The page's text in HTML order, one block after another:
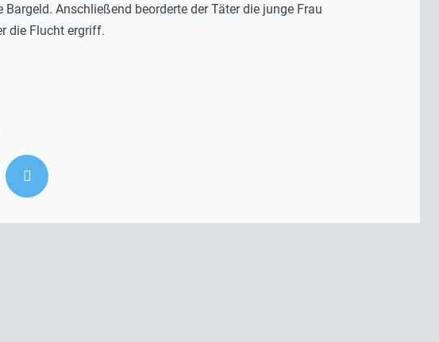
Anschließend beorderte der Täter die junge Frau
die Flucht ergriff.